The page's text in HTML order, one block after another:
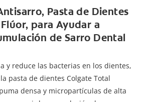
Pasta de Dientes
para Ayudar a
de Sarro Dental
y reduce las bacterias en los dientes,
pasta de dientes Colgate Total
densa y micropartículas de alta